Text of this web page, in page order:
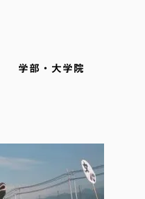
学部・大学院